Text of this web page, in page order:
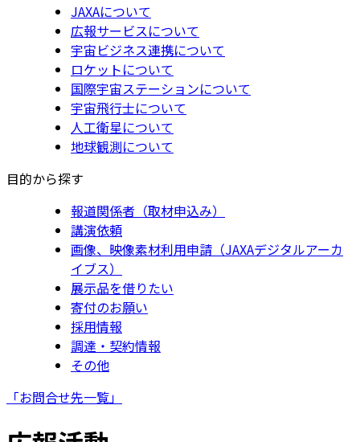
JAXAについて
広報サービスについて
宇宙ビジネス連携について
ロケットについて
国際宇宙ステーションについて
宇宙飛行士について
人工衛星について
地球観測について
目的から探す
報道関係者（取材申込み）
講演依頼
画像、映像素材利用申請（JAXAデジタルアーカ
イブス）
展示品を借りたい
寄付のお願い
採用情報
調達・契約情報
その他
「お問合せ先一覧」